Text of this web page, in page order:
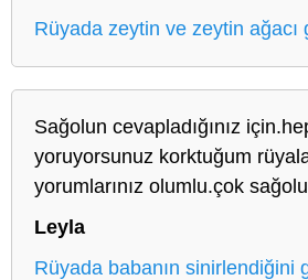
Rüyada zeytin ve zeytin ağacı
Sağolun cevapladığınız
yoruyorsunuz korktuğum
yorumlarınız olumlu.çok
Leyla
Rüyada babanın sinirlendiğini